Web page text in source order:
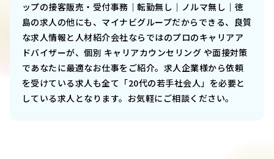
ップの接客販売・受付事務｜転勤無し｜ノルマ無し｜徳
島の求人の他にも、マイナビグループだからできる、良質
な求人情報と人材紹介会社ならではのプロのキャリアア
ドバイザーが、個別 キャリアカウンセリング や面接対策
であなたに最適なお仕事をご紹介。求人企業様から依頼
を受けている求人も全て「20代の若手社会人」を必要と
している求人となります。お気軽にご相談ください。